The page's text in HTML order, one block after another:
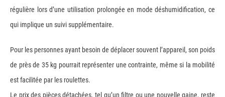
régulière lors d’une utilisation prolongée en mode déshumidification, ce
qui implique un suivi supplémentaire.
Pour les personnes ayant besoin de déplacer souvent l’appareil, son poids
de près de 35 kg pourrait représenter une contrainte, même si la mobilité
est facilitée par les roulettes.
Le prix des pièces détachées, tel qu’un filtre ou une nouvelle gaine, reste